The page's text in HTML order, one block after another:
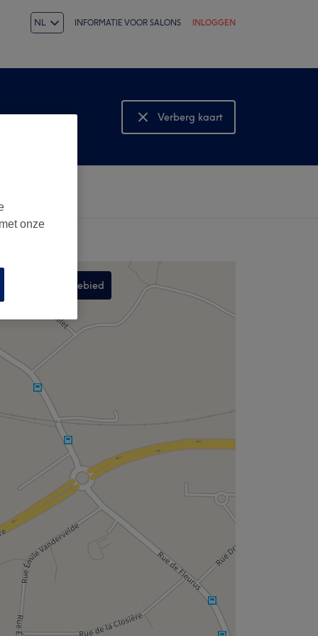
NL INFORMATIE VOOR SALONS INLOGGEN
Verberg kaart
Bekijk kaart
Zoek in dit gebied
onze